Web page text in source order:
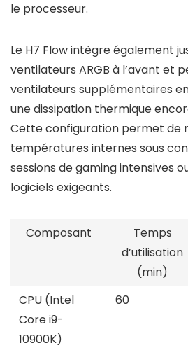
le processeur.
Le H7 Flow intègre également
ventilateurs ARGB à l’avant et
ventilateurs supplémentaires
une dissipation thermique
Cette configuration permet de
températures internes sous
sessions de gaming intensives
logiciels exigeants.
Composant
Temps
d’utilisation
(min)
CPU (Intel
Core i9-
10900K)
60